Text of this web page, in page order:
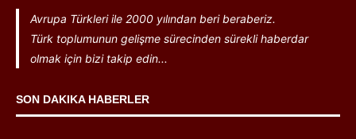
Avrupa Türkleri ile 2000 yılından beri beraberiz.
Türk toplumunun gelişme sürecinden sürekli haberdar
olmak için bizi takip edin...
SON DAKIKA HABERLER